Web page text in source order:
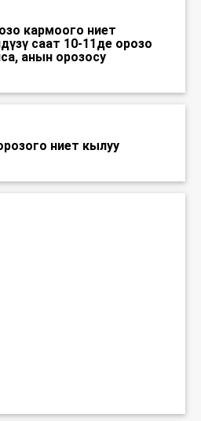
кармоого ниет
саат 10-11де орозо
анын орозосу
ниет кылуу